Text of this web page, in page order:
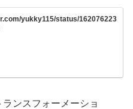
yukky115/status/162076223
ンスフォーメーショ